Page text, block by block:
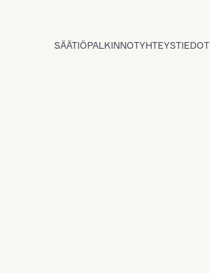
SÄÄTIÖPALKINNOTYHTEYSTIEDOT